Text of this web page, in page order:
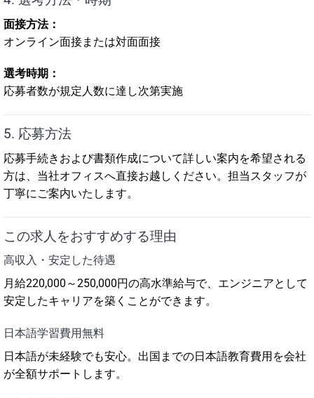
面接方法：
オンライン面接または対面面接
選考時期：
応募者数が規定人数に達し次第実施
5. 応募方法
応募手続きおよび書類作成について詳しい案内を希望される
方は、当社オフィスへ直接お越しください。担当スタッフが
丁寧にご案内いたします。
この求人をおすすめする理由
高収入・安定した待遇
月給220,000～250,000円の高水準給与で、エンジニアとして
安定したキャリアを築くことができます。
日本語学習費用無料
日本語が未経験でも安心。出国までの日本語教育費用を会社
が全額サポートします。